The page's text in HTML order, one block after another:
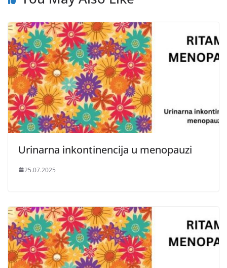
Urinarna inkontinencija u menopauzi
25.07.2025